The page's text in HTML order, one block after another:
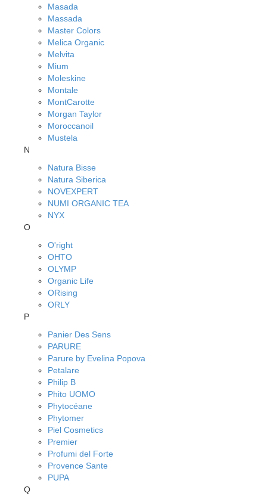
Masada
Massada
Master Colors
Melica Organic
Melvita
Mium
Moleskine
Montale
MontCarotte
Morgan Taylor
Moroccanoil
Mustela
N
Natura Bisse
Natura Siberica
NOVEXPERT
NUMI ORGANIC TEA
NYX
O
O'right
OHTO
OLYMP
Organic Life
ORising
ORLY
P
Panier Des Sens
PARURE
Parure by Evelina Popova
Petalare
Philip B
Phito UOMO
Phytocéane
Phytomer
Piel Cosmetics
Premier
Profumi del Forte
Provence Sante
PUPA
Q